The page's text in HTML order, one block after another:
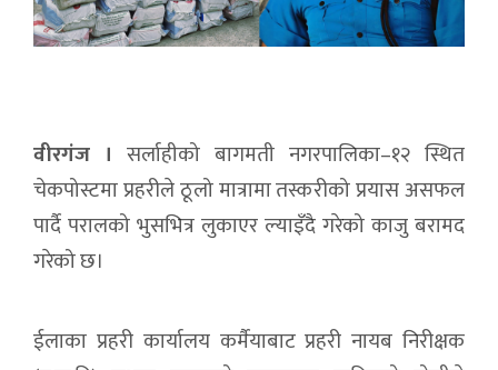
वीरगंज । सर्लाहीको बागमती नगरपालिका–१२ स्थित
चेकपोस्टमा प्रहरीले ठूलो मात्रामा तस्करीको प्रयास असफल
पार्दै परालको भुसभित्र लुकाएर ल्याइँदै गरेको काजु बरामद
गरेको छ।
ईलाका प्रहरी कार्यालय कर्मैयाबाट प्रहरी नायब निरीक्षक